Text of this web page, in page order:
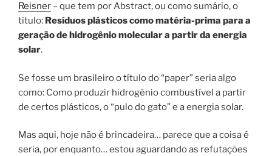
Reisner – que tem por Abstract, ou como sumário, o
título: Resíduos plásticos como matéria-prima para a
geração de hidrogênio molecular a partir da energia
solar.
Se fosse um brasileiro o título do “paper” seria algo
como: Como produzir hidrogênio combustível a partir
de certos plásticos, o “pulo do gato” e a energia solar.
Mas aqui, hoje não é brincadeira… parece que a coisa é
seria, por enquanto… estou aguardando as refutações